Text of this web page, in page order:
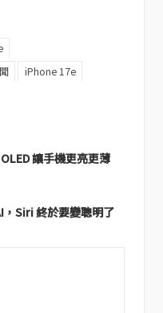
iPhone 17e
讓手機更亮更薄
Siri 終於要變聰明了